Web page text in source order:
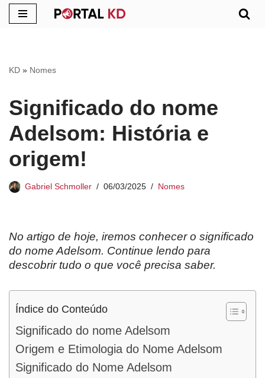
conteúdo
KD » Nomes
Significado do nome
Adelsom: História e
origem!
Gabriel Schmoller 06/03/2025 Nomes
No artigo de hoje, iremos conhecer o significado
do nome Adelsom. Continue lendo para
descobrir tudo o que você precisa saber.
Índice do Conteúdo
Significado do nome Adelsom
Origem e Etimologia do Nome Adelsom
Significado do Nome Adelsom